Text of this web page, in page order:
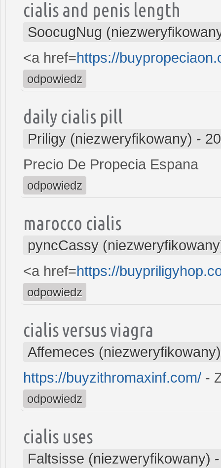
cialis and penis length
SoocugNug
<a href=https://
odpowiedz
daily cialis pill
Priligy (niezweryfikowany) -
Precio De Propecia Espana
odpowiedz
marocco cialis
pyncCassy
<a href=https://
odpowiedz
cialis versus viagra
Affemeces (niezweryfikowany)
https://buyzithromaxinf.com/ -
odpowiedz
cialis uses
Faltsisse (niezweryfikowany)